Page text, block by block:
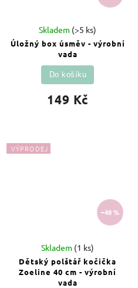
Úložný box úsměv - výrobní
vada
Skladem (>5 ks)
149 Kč
Do košíku
VÝPRODEJ
–48 %
Dětský polštář kočička
Zoeline 40 cm - výrobní
vada
Skladem (1 ks)